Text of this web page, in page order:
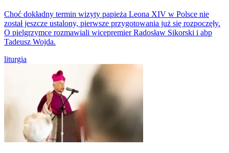
Choć dokładny termin wizyty papieża Leona XIV w Polsce nie
został jeszcze ustalony, pierwsze przygotowania już się rozpoczęły.
O pielgrzymce rozmawiali wicepremier Radosław Sikorski i abp
Tadeusz Wojda.
liturgia